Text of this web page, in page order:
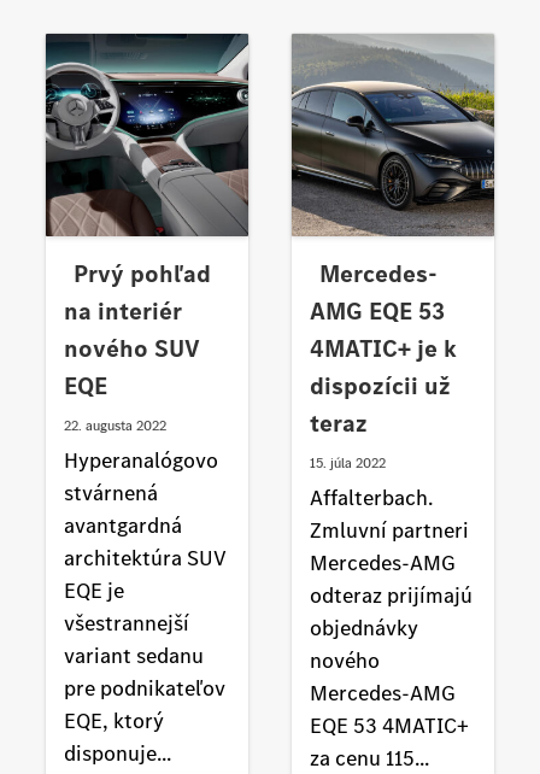
Prvý pohľad
na interiér
nového SUV
EQE
22. augusta 2022
Hyperanalógovo
stvárnená
avantgardná
architektúra SUV
EQE je
všestrannejší
variant sedanu
pre podnikateľov
EQE, ktorý
disponuje...
Mercedes-
AMG EQE 53
4MATIC+ je k
dispozícii už
teraz
15. júla 2022
Affalterbach.
Zmluvní partneri
Mercedes-AMG
odteraz prijímajú
objednávky
nového
Mercedes-AMG
EQE 53 4MATIC+
za cenu 115...